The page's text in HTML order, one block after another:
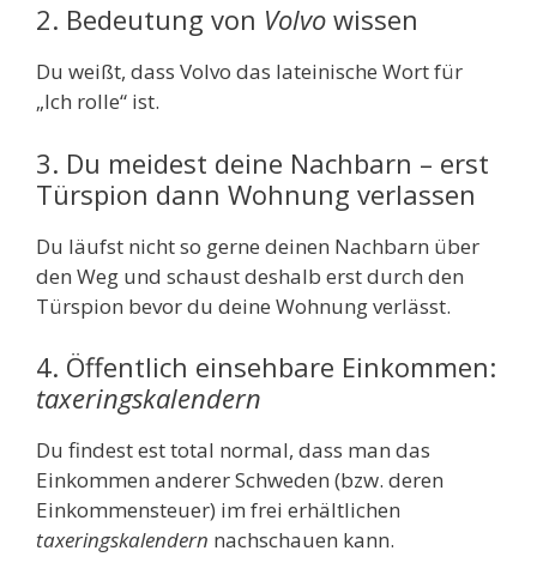
2. Bedeutung von Volvo wissen
Du weißt, dass Volvo das lateinische Wort für
„Ich rolle“ ist.
3. Du meidest deine Nachbarn – erst
Türspion dann Wohnung verlassen
Du läufst nicht so gerne deinen Nachbarn über
den Weg und schaust deshalb erst durch den
Türspion bevor du deine Wohnung verlässt.
4. Öffentlich einsehbare Einkommen:
taxeringskalendern
Du findest est total normal, dass man das
Einkommen anderer Schweden (bzw. deren
Einkommensteuer) im frei erhältlichen
taxeringskalendern nachschauen kann.